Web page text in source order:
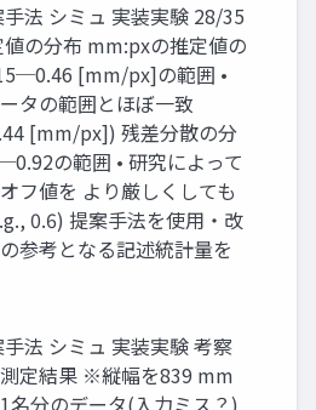
法 シミュ 実装実験 28/35
の分布 mm:pxの推定値の
[mm/px]の範囲 •
タの範囲とほぼ一致
[mm/px]) 残差分散の分
の範囲 • 研究によって
フ値を より厳しくしても
0.6) 提案手法を使用・改
参考となる記述統計量を
法 シミュ 実装実験 考察
定結果 ※縦幅を839 mm
名分のデータ(入力ミス？)